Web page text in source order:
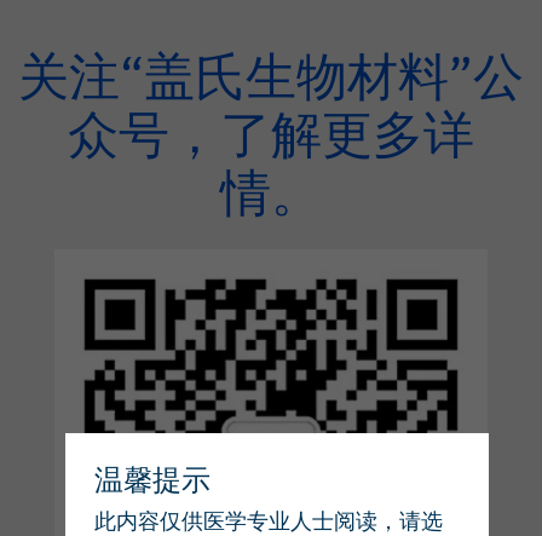
关注“盖氏生物材料”公
众号，了解更多详
情。
温馨提示
此内容仅供医学专业人士阅读，请选